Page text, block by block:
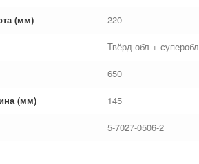
(мм) 220
Твёрд обл + суперобл
650
(мм) 145
5-7027-0506-2